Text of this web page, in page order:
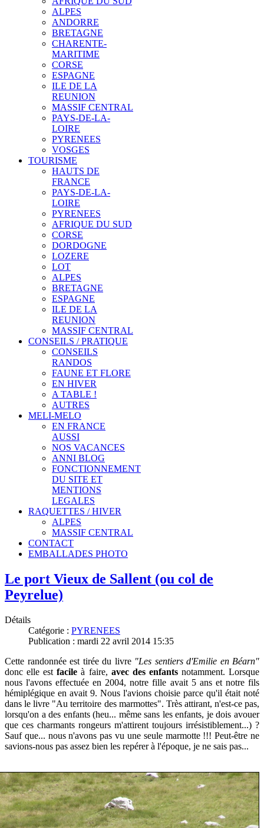
ALPES
ANDORRE
BRETAGNE
CHARENTE-
MARITIME
CORSE
ESPAGNE
ILE DE LA
REUNION
MASSIF CENTRAL
PAYS-DE-LA-
LOIRE
PYRENEES
VOSGES
TOURISME
HAUTS DE
FRANCE
PAYS-DE-LA-
LOIRE
PYRENEES
AFRIQUE DU SUD
CORSE
DORDOGNE
LOZERE
LOT
ALPES
BRETAGNE
ESPAGNE
ILE DE LA
REUNION
MASSIF CENTRAL
CONSEILS / PRATIQUE
CONSEILS
RANDOS
FAUNE ET FLORE
EN HIVER
A TABLE !
AUTRES
MELI-MELO
EN FRANCE
AUSSI
NOS VACANCES
ANNI BLOG
FONCTIONNEMENT
DU SITE ET
MENTIONS
LEGALES
RAQUETTES / HIVER
ALPES
MASSIF CENTRAL
CONTACT
EMBALLADES PHOTO
Le port Vieux de Sallent (ou col de
Peyrelue)
Détails
Catégorie : PYRENEES
Publication : mardi 22 avril 2014 15:35
Cette randonnée est tirée du livre "Les sentiers d'Emilie en Béarn"
donc elle estfacile à faire, avec des enfantsnotamment. Lorsque
nous l'avons effectuée en 2004, notre fille avait 5 ans et notre fils
hémiplégique en avait 9. Nous l'avions choisie parce qu'il était noté
dans le livre "Au territoire des marmottes". Très attirant, n'est-ce pas,
lorsqu'on a des enfants (heu... même sans les enfants, je dois avouer
que ces charmants rongeurs m'attirent toujours irrésistiblement...) ?
Sauf que... nous n'avons pas vu une seule marmotte !!! Peut-être ne
savions-nous pas assez bien les repérer à l'époque, je ne sais pas...